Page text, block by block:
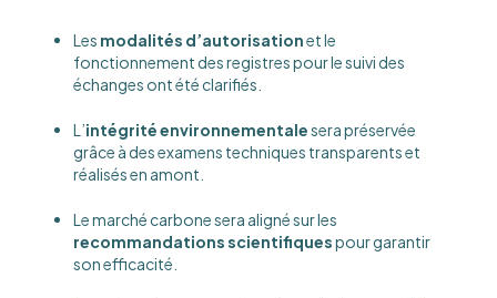
Les modalités d’autorisationet le
fonctionnement des registres pour le suivi des
échanges ont été clarifiés.
L’intégrité environnementalesera préservée
grâce à des examens techniques transparents et
réalisés en amont.
Le marché carbone sera aligné sur les
recommandations scientifiquespour garantir
son efficacité.